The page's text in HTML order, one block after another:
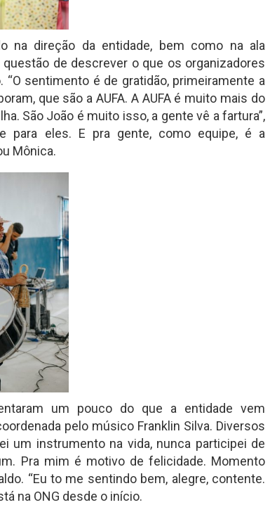
na direção da entidade, bem como na ala
de descrever o que os organizadores
sentimento é de gratidão, primeiramente a
que são a AUFA. A AUFA é muito mais do
São João é muito isso, a gente vê a fartura”,
para eles. E pra gente, como equipe, é a
Mônica.
um pouco do que a entidade vem
pelo músico Franklin Silva. Diversos
um instrumento na vida, nunca participei de
Pra mim é motivo de felicidade. Momento
“Eu to me sentindo bem, alegre, contente.
na ONG desde o início.